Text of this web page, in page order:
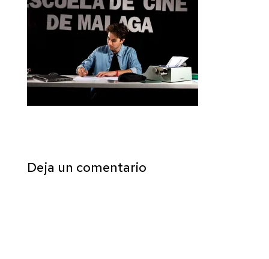
Deja un comentario